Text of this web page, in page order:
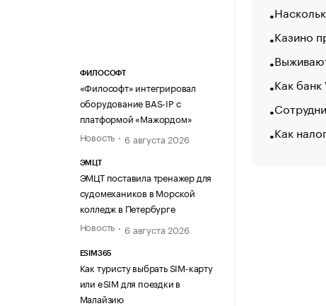
ФИЛОСОФТ
«Философт» интегрировал
оборудование BAS-IP с
платформой «Мажордом»
Новость
6 августа 2026
ЭМЦТ
ЭМЦТ поставила тренажер для
судомехаников в Морской
колледж в Петербурге
Новость
6 августа 2026
ESIM365
Как туристу выбрать SIM-карту
или eSIM для поездки в
Малайзию
Казино
Как
Как